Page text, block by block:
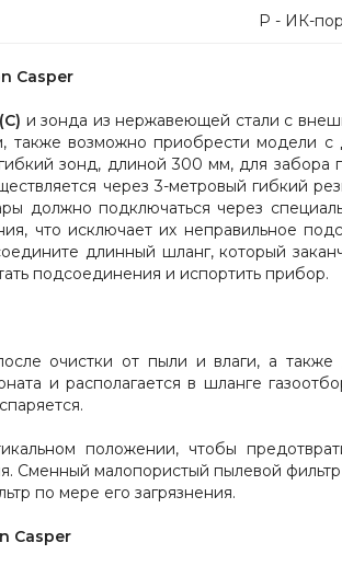
Р - ИК-
Casper
(С) и зонда из нержавеющей стали с
также возможно приобрести
зонд, длиной 300 мм, для
через 3-метровый гибкий
должно подключаться через
что исключает их неправильное
длинный шланг, который
подсоединения и испортить прибор.
очистки от пыли и влаги, а
и располагается в шланге
положении, чтобы
Сменный малопористый пылевой
по мере его загрязнения.
Casper